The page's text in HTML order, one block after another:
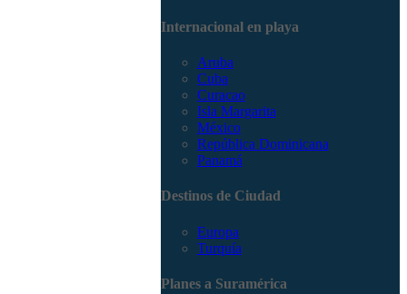
Internacional en playa
Aruba
Cuba
Curacao
Isla Margarita
México
República Dominicana
Panamá
Destinos de Ciudad
Europa
Turquía
Planes a Suramérica